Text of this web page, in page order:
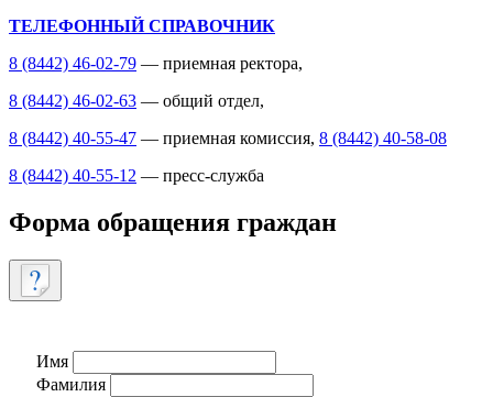
ТЕЛЕФОННЫЙ СПРАВОЧНИК
8 (8442) 46-02-79 — приемная ректора,
8 (8442) 46-02-63 — общий отдел,
8 (8442) 40-55-47 — приемная комиссия, 8 (8442) 40-58-08
8 (8442) 40-55-12 — пресс-служба
Форма обращения граждан
Имя
Фамилия